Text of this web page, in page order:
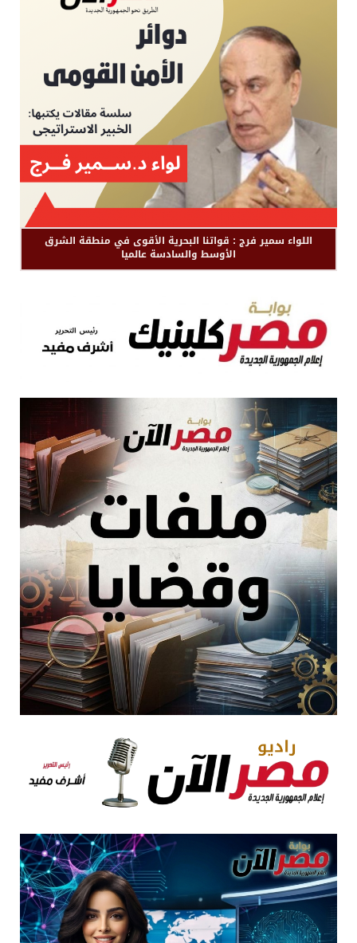
اللواء سمير فرج : قواتنا البحرية الأقوى في منطقة الشرق
الأوسط والسادسة عالميا